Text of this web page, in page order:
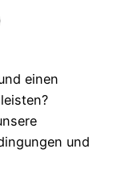
einen
und